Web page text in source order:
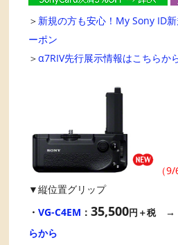
＞ 新規の方も安心！My Sony ID
ーポン
＞α7RIV先行展示情報はこちらか
（
▼縦位置グリップ
・VG-C4EM ：35,500円＋税
らから